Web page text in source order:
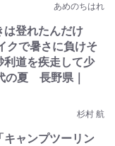
あめのちはれ
は登れたんだけ
で暑さに負けそ
利道を疾走して少
の夏 長野県｜
杉村 航
キャンプツーリン